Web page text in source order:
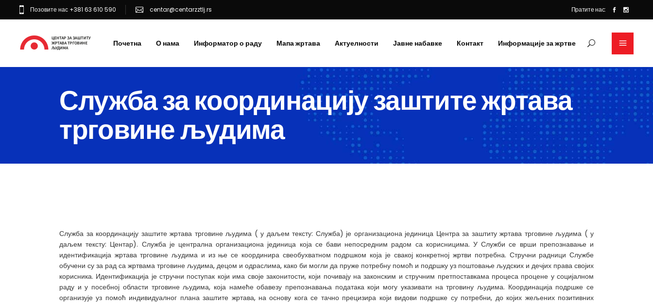
Позовите нас +381 63 610 590 centar@centarzztlj.rs Пратите нас:
Почетна О нама Информатор о раду Мапа жртава Актуелности Јавне набавке Контакт Информације за жртве
Служба за координацију заштите жртава
трговине људима
Служба за координацију заштите жртава трговине људима ( у даљем тексту: Служба) је организациона јединица Центра за заштиту жртава трговине људима ( у
даљем тексту: Центар). Служба је централна организациона јединица која се бави непосредним радом са корисницима. У Служби се врши препознавање и
идентификација жртава трговине људима и из ње се координира свеобухватном подршком која је свакој конкретној жртви потребна. Стручни радници Службе
обучени су за рад са жртвама трговине људима, децом и одраслима, како би могли да пруже потребну помоћ и подршку уз поштовање људских и дечјих права својих
корисника. Идентификација је стручни поступак који има своје законитости, који почивају на законским и стручним претпоставкама процеса процене у социјалном
раду и у посебној области трговине људима, која намеће обавезу препознавања података који могу указивати на трговину људима. Координација подршке се
организује уз помоћ индивидуалног плана заштите жртава, на основу кога се тачно прецизира који видови подршке су потребни, до којих жељених позитивних